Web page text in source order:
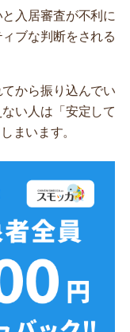
入居審査が不利に
ブな判断をされる
から振り込んでい
い人は「安定して
まいます。